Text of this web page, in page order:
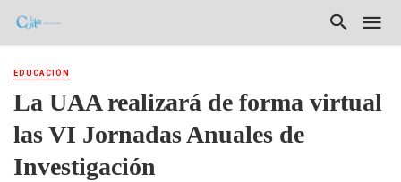
EDUCACIÓN
La UAA realizará de forma virtual
las VI Jornadas Anuales de
Investigación